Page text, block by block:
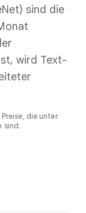
sind die
wird Text-
die unter
sind.